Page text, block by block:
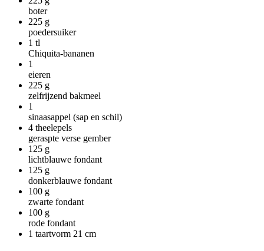
boter
225 g
poedersuiker
1 tl
Chiquita-bananen
1
eieren
225 g
zelfrijzend bakmeel
1
sinaasappel (sap en schil)
4 theelepels
geraspte verse gember
125 g
lichtblauwe fondant
125 g
donkerblauwe fondant
100 g
zwarte fondant
100 g
rode fondant
1 taartvorm 21 cm